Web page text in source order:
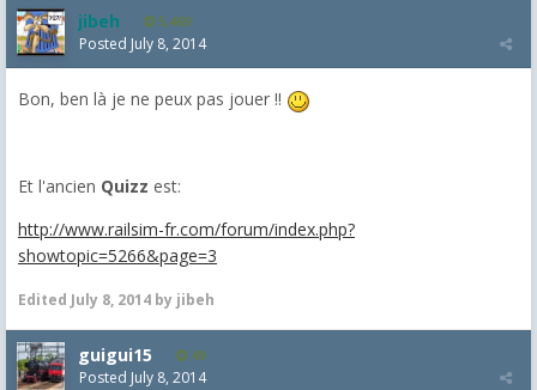
jibeh 5,469
Posted July 8, 2014
Bon, ben là je ne peux pas jouer !!
Et l'ancien Quizz est:
http://www.railsim-fr.com/forum/index.php?
showtopic=5266&page=3
Edited July 8, 2014 by jibeh
guigui15 49
Posted July 8, 2014